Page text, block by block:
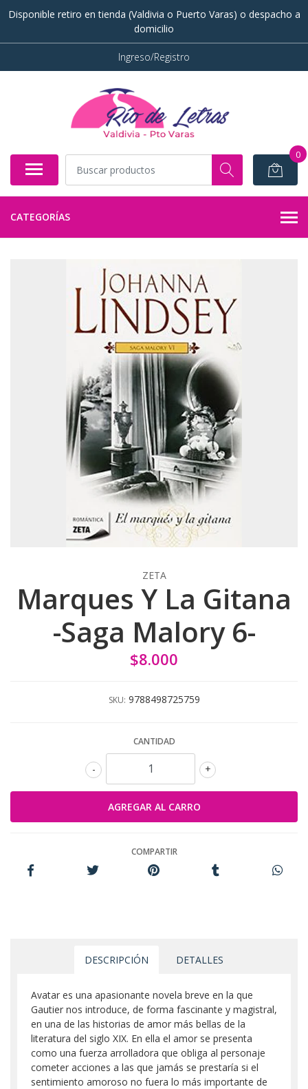
Disponible retiro en tienda (Valdivia o Puerto Varas) o despacho a
domicilio
Ingreso/Registro
0
CATEGORÍAS
ZETA
Marques Y La Gitana
-Saga Malory 6-
$8.000
SKU: 9788498725759
CANTIDAD
+
-
COMPARTIR
DESCRIPCIÓN DETALLES
Avatar es una apasionante novela breve en la que
Gautier nos introduce, de forma fascinante y magistral,
en una de las historias de amor más bellas de la
literatura del siglo XIX. En ella el amor se presenta
como una fuerza arrolladora que obliga al personaje
cometer acciones a las que jamás se prestaría si el
sentimiento amoroso no fuera lo más importante de